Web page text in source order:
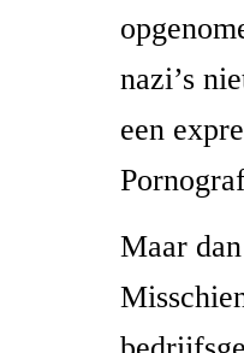
nazi’s
een
Maar